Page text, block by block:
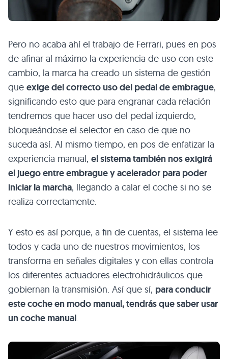
Pero no acaba ahí el trabajo de Ferrari, pues en pos
de afinar al máximo la experiencia de uso con este
cambio, la marca ha creado un sistema de gestión
que exige del correcto uso del pedal de embrague,
significando esto que para engranar cada relación
tendremos que hacer uso del pedal izquierdo,
bloqueándose el selector en caso de que no
suceda así. Al mismo tiempo, en pos de enfatizar la
experiencia manual, el sistema también nos exigirá
el juego entre embrague y acelerador para poder
iniciar la marcha, llegando a calar el coche si no se
realiza correctamente.
Y esto es así porque, a fin de cuentas, el sistema lee
todos y cada uno de nuestros movimientos, los
transforma en señales digitales y con ellas controla
los diferentes actuadores electrohidráulicos que
gobiernan la transmisión. Así que sí, para conducir
este coche en modo manual, tendrás que saber usar
un coche manual.